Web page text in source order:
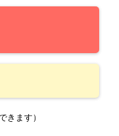
きます）